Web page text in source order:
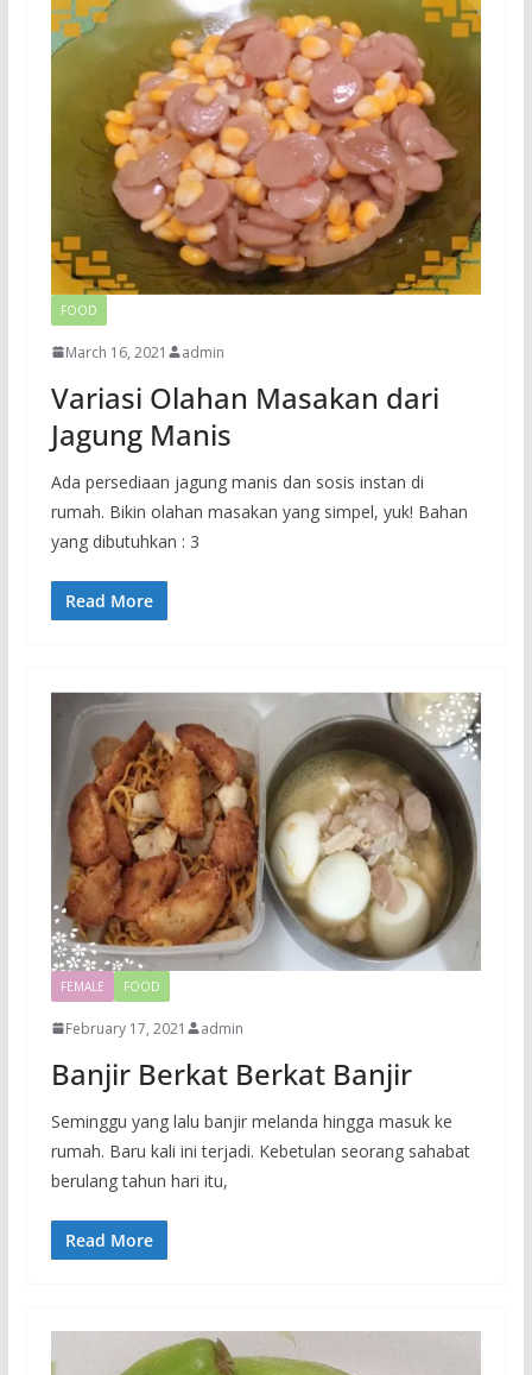
FOOD
March 16, 2021 admin
Variasi Olahan Masakan dari
Jagung Manis
Ada persediaan jagung manis dan sosis instan di
rumah. Bikin olahan masakan yang simpel, yuk! Bahan
yang dibutuhkan : 3
Read More
FEMALE FOOD
February 17, 2021 admin
Banjir Berkat Berkat Banjir
Seminggu yang lalu banjir melanda hingga masuk ke
rumah. Baru kali ini terjadi. Kebetulan seorang sahabat
berulang tahun hari itu,
Read More